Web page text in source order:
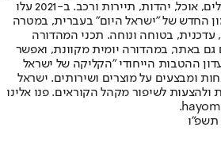
כלכלה וצרכנות, בריאות, חיילים, אוכל, יהדות, תיירות ורכב. ב-2021 עלו
החדש של "ישראל היום" בעברית, במטרה
עדכנית, בטוחה ונוחה. תכני המהדורה
גם באתר, במהדורה יומית מקוונת, ואפשר
ההטבות הייחודי "הקליקה של ישראל
ומבצעים על מוצרים ושירותים. ישראל
ולהצעות לשיפור מקהל הקוראים. פנו אלינו
תשפ"ו